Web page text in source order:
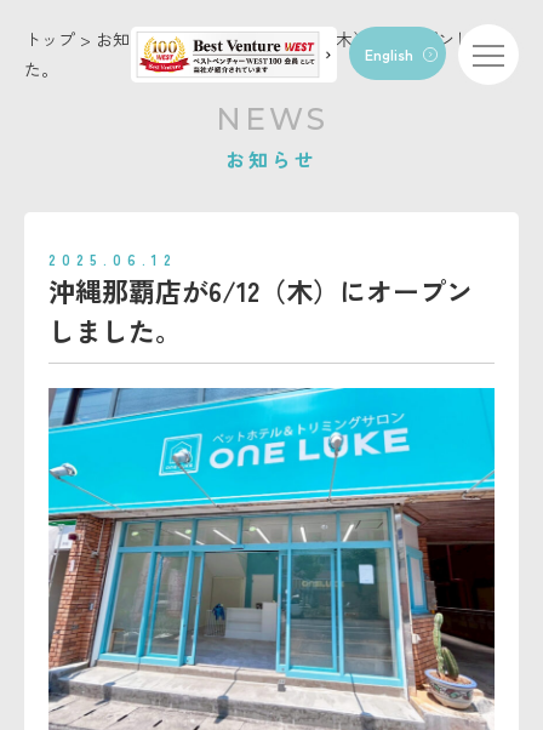
English
ペットホテル
FC/トリマー募集
お問い合わせ
会社概要
利用規約
セキュリティーポリシー
トップ > お知らせ>沖縄那覇店が6/12（木）にオープンしまし
た。
NEWS
お知らせ
2025.06.12
沖縄那覇店が6/12（木）にオープン
しました。